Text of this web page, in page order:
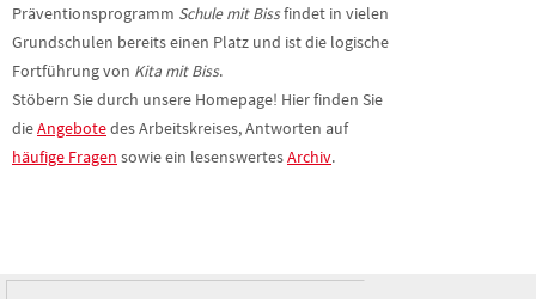
Präventionsprogramm Schule mit Bissfindet in vielen
Grundschulen bereits einen Platz und ist die logische
Fortführung von Kita mit Biss.
Stöbern Sie durch unsere Homepage! Hier finden Sie
dieAngebotedes Arbeitskreises, Antworten auf
häufige Fragen sowie ein lesenswertesArchiv.